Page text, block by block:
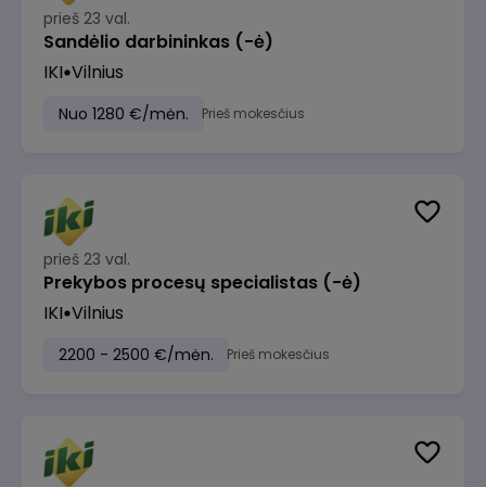
prieš 23 val.
Sandėlio darbininkas (-ė)
IKI Vilnius
Nuo 1280 €/mėn. Prieš mokesčius
prieš 23 val.
Prekybos procesų specialistas (-ė)
IKI Vilnius
2200 - 2500 €/mėn. Prieš mokesčius